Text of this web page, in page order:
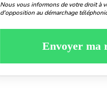
Nous vous informons de votre droit à
d'opposition au démarchage
Envoyer ma